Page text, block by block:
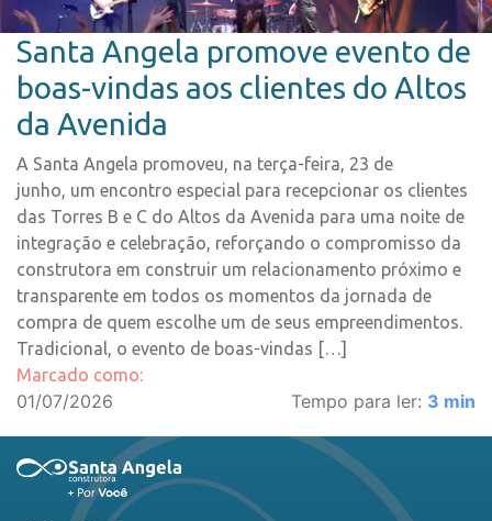
Santa Angela promove evento de
boas-vindas aos clientes do Altos
da Avenida
A Santa Angela promoveu, na terça-feira, 23 de
junho, um encontro especial para recepcionar os clientes
das Torres B e C do Altos da Avenida para uma noite de
integração e celebração, reforçando o compromisso da
construtora em construir um relacionamento próximo e
transparente em todos os momentos da jornada de
compra de quem escolhe um de seus empreendimentos.
Tradicional, o evento de boas-vindas […]
Marcado como:
01/07/2026 Tempo para ler: 3 min